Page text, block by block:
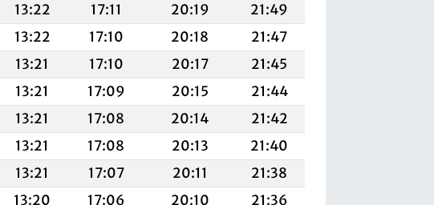
13:22 17:11 20:19
21:49
13:22 17:10 20:18
21:47
13:21 17:10 20:17
21:45
13:21 17:09 20:15
21:44
13:21 17:08 20:14
21:42
13:21 17:08 20:13
21:40
13:21 17:07 20:11
21:38
13:20 17:06 20:10
21:36